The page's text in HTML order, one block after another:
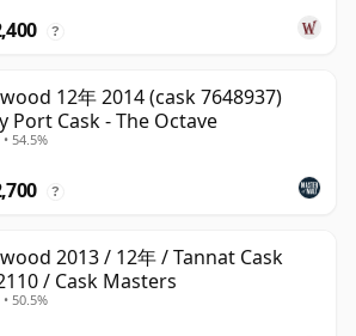
?
12年 2014 (cask 7648937)
Port Cask - The Octave
54.5%
?
2013 / 12年 / Tannat Cask
/ Cask Masters
50.5%